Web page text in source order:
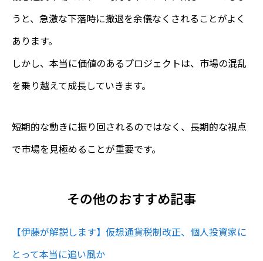
うと、急激な下落時に撤退を余儀なくされることがよく
あります。
しかし、本当に価値のあるプロジェクトは、市場の混乱
を乗り越えて成長していきます。
短期的な動きに振り回されるのではなく、長期的な視点
で市場を見極めることが重要です。
その他のおすすめ記事
【伊藤が解説します】仮想通貨税制改正、個人投資家に
とって本当に追い風か